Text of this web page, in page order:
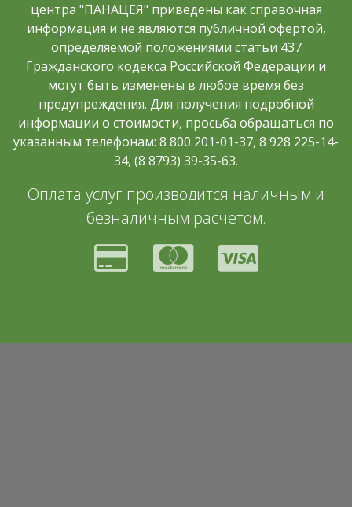
центра "ПАНАЦЕЯ" приведены как справочная
информация и не являются публичной офертой,
определяемой положениями статьи 437
Гражданского кодекса Российской Федерации и
могут быть изменены в любое время без
предупреждения. Для получения подробной
информации о стоимости, просьба обращаться по
указанным телефонам: 8 800 201-01-37, 8 928 225-14-
34, (8 8793) 39-35-63.
Оплата услуг производится наличным и
безналичным расчетом.